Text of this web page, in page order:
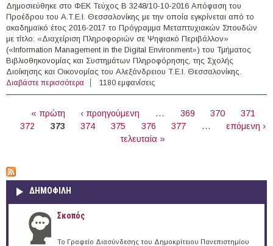
Δημοσιεύθηκε στο ΦΕΚ Τεύχος Β 3248/10-10-2016 Απόφαση του
Προέδρου του Α.Τ.Ε.Ι. Θεσσαλονίκης με την οποία εγκρίνεται από το
ακαδημαϊκό έτος 2016-2017 το Πρόγραμμα Μεταπτυχιακών Σπουδών
με τίτλο: «Διαχείριση Πληροφοριών σε Ψηφιακό Περιβάλλον»
(«Information Management in the Digital Environment») του Τμήματος
Βιβλιοθηκονομίας και Συστημάτων Πληροφόρησης, της Σχολής
Διοίκησης και Οικονομίας του Αλεξάνδρειου Τ.Ε.Ι. Θεσσαλονίκης.
Διαβάστε περισσότερα για Έγκριση του Π.M.Σ. με τίτλο: «Διαχείριση
Πληροφοριών σε Ψηφιακό Περιβάλλον»
1180 εμφανίσεις
« πρώτη ‹ προηγούμενη … 369 370
371
372
373 374 375 376 377 …
επόμενη ›
τελευταία »
ΔΗΜΟΦΙΛΗ
Σκοπός
Το Γραφείο Διασύνδεσης του Δημοκρίτειου Πανεπιστημίου